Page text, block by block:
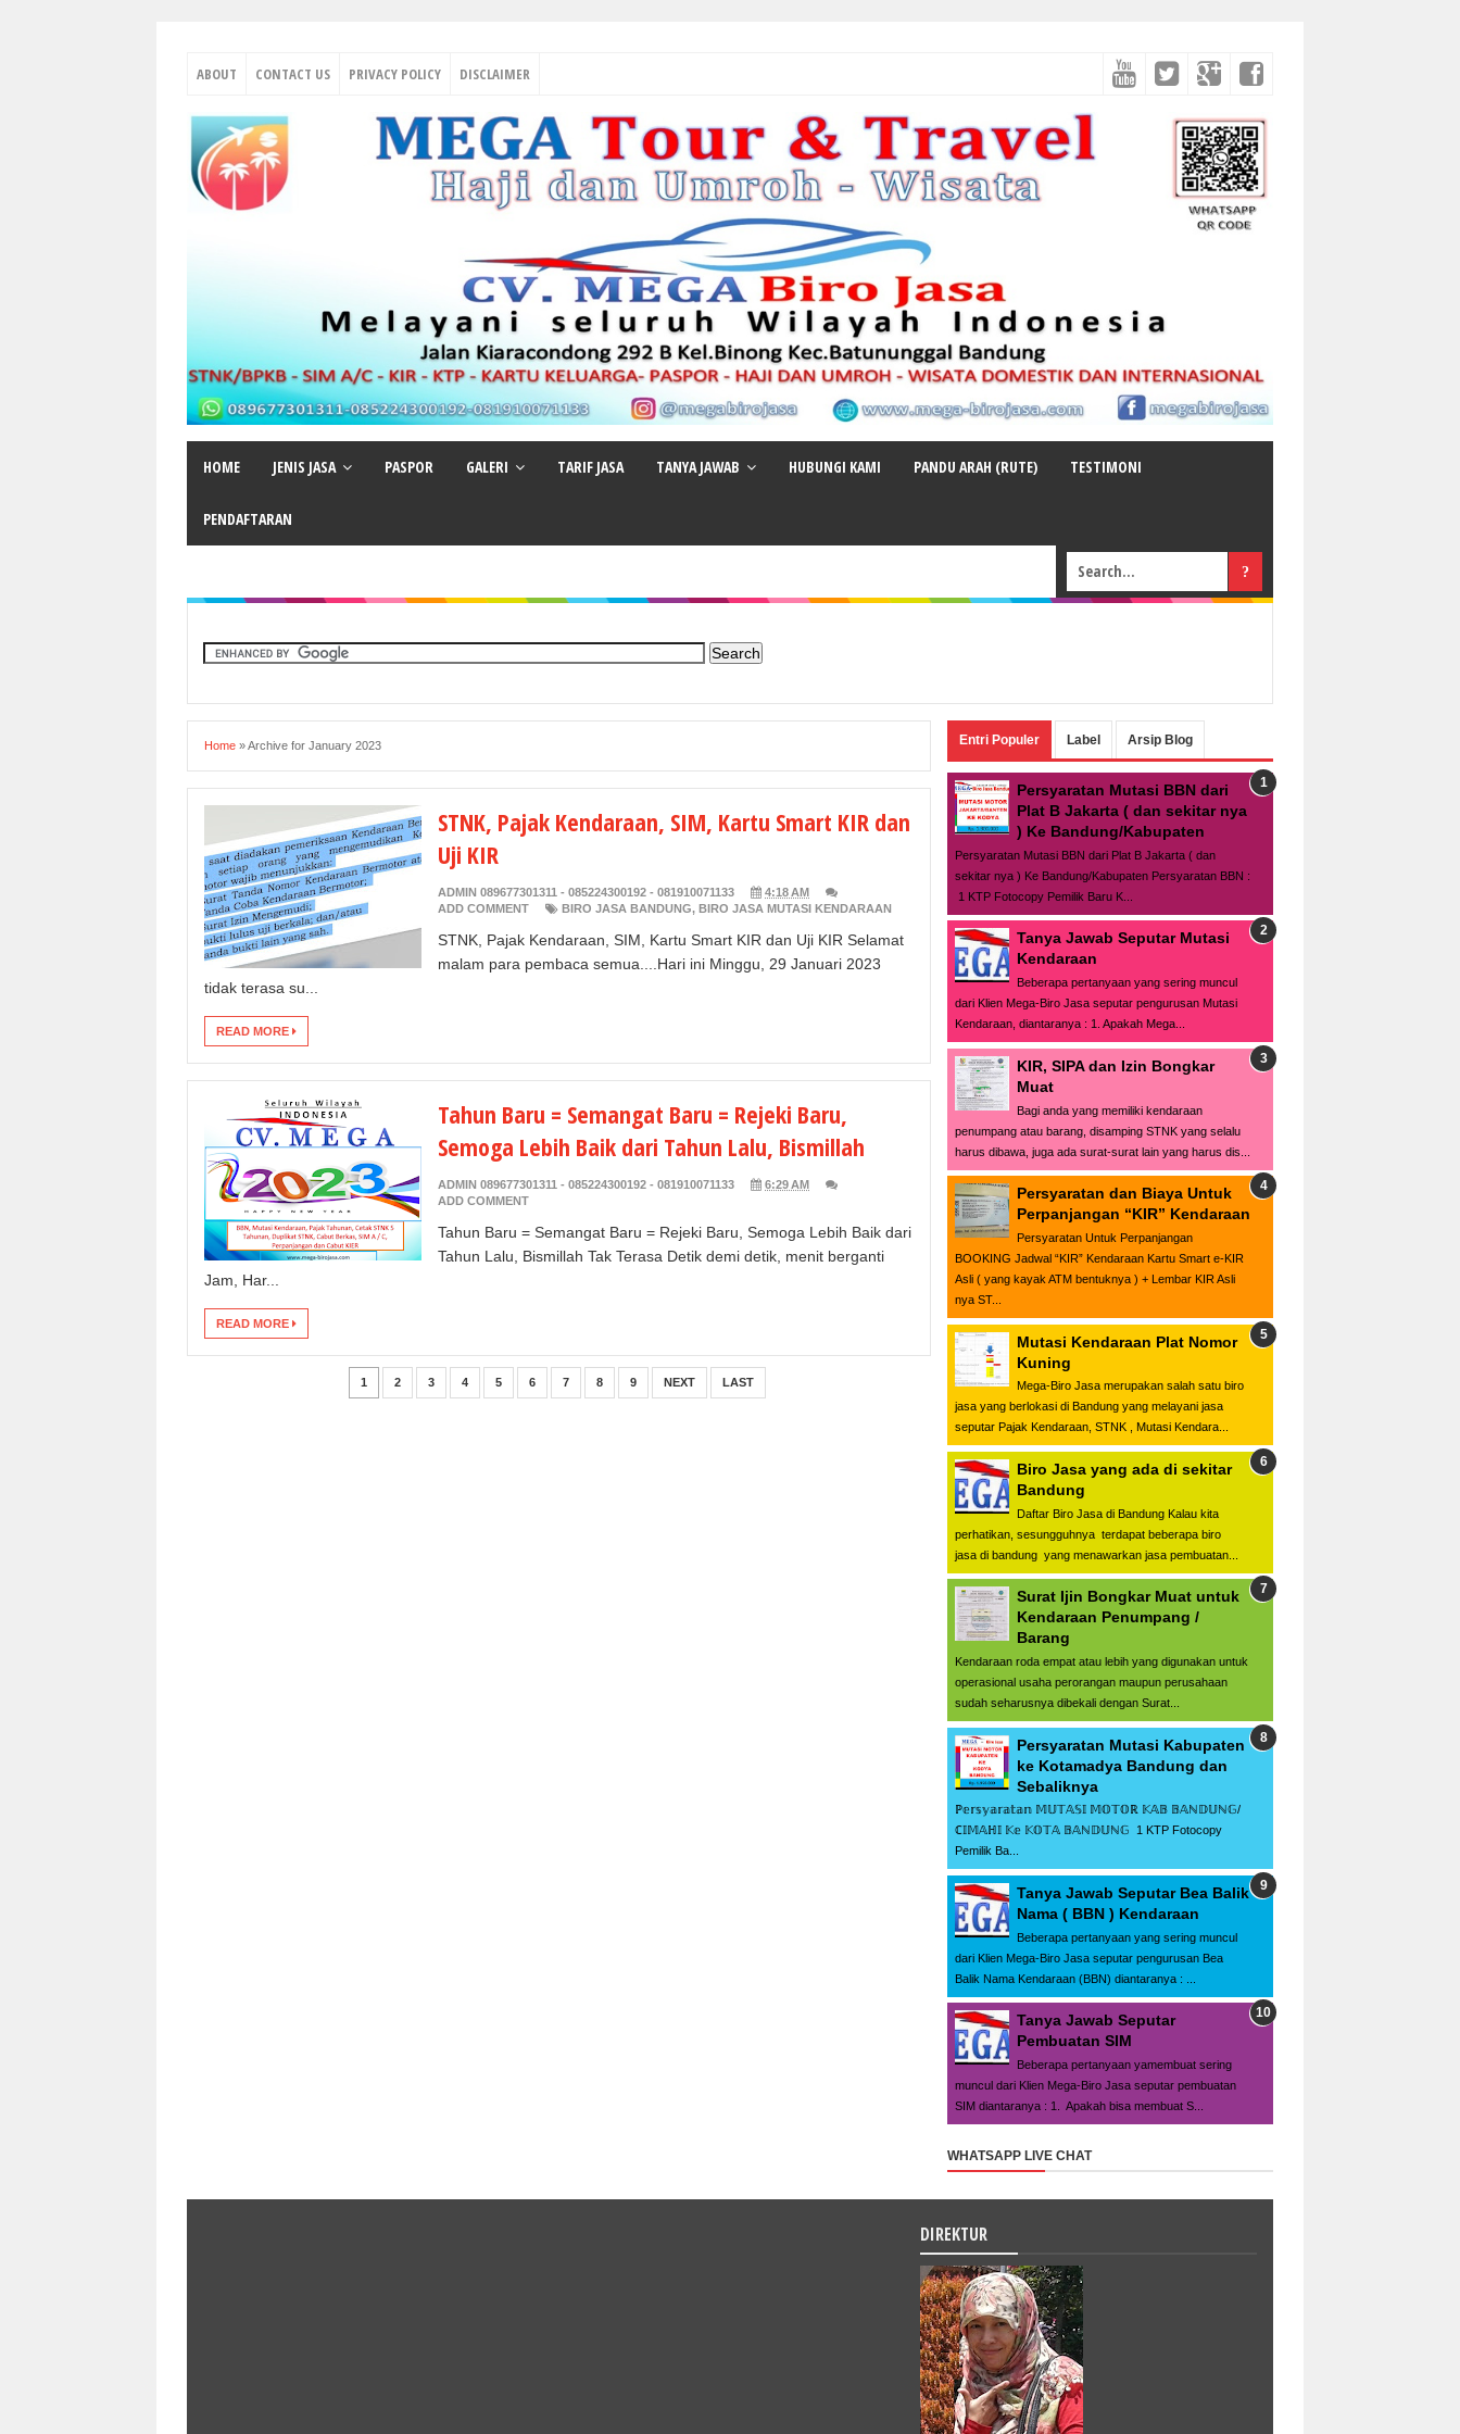
ABOUT CONTACT US PRIVACY POLICY DISCLAIMER
HOME JENIS JASA PASPOR GALERI TARIF JASA TANYA JAWAB HUBUNGI KAMI PANDU ARAH (RUTE) TESTIMONI
PENDAFTARAN
Home »Archive for January 2023
STNK, Pajak Kendaraan, SIM, Kartu Smart KIR dan
Uji KIR
ADMIN 089677301311 - 085224300192 - 081910071133
4:18 AM
ADD COMMENT
BIRO JASA BANDUNG, BIRO JASA MUTASI KENDARAAN
STNK, Pajak Kendaraan, SIM, Kartu Smart KIR dan Uji KIR Selamat
malam para pembaca semua....Hari ini Minggu, 29 Januari 2023
tidak terasa su...
READ MORE
Tahun Baru = Semangat Baru = Rejeki Baru,
Semoga Lebih Baik dari Tahun Lalu, Bismillah
ADMIN 089677301311 - 085224300192 - 081910071133
6:29 AM
ADD COMMENT
Tahun Baru = Semangat Baru = Rejeki Baru, Semoga Lebih Baik dari
Tahun Lalu, Bismillah Tak Terasa Detik demi detik, menit berganti
Jam, Har...
READ MORE
1 2 3 4 5 6 7 8 9 NEXT LAST
Entri Populer Label Arsip Blog
Persyaratan Mutasi BBN dari
Plat B Jakarta ( dan sekitar nya
) Ke Bandung/Kabupaten
Persyaratan Mutasi BBN dari Plat B Jakarta ( dan
sekitar nya ) Ke Bandung/Kabupaten Persyaratan BBN :
1 KTP Fotocopy Pemilik Baru K...
Tanya Jawab Seputar Mutasi
Kendaraan
Beberapa pertanyaan yang sering muncul
dari Klien Mega-Biro Jasa seputar pengurusan Mutasi
Kendaraan, diantaranya : 1. Apakah Mega...
KIR, SIPA dan Izin Bongkar
Muat
Bagi anda yang memiliki kendaraan
penumpang atau barang, disamping STNK yang selalu
harus dibawa, juga ada surat-surat lain yang harus dis...
Persyaratan dan Biaya Untuk
Perpanjangan “KIR” Kendaraan
Persyaratan Untuk Perpanjangan
BOOKING Jadwal “KIR” Kendaraan Kartu Smart e-KIR
Asli ( yang kayak ATM bentuknya ) + Lembar KIR Asli
nya ST...
Mutasi Kendaraan Plat Nomor
Kuning
Mega-Biro Jasa merupakan salah satu biro
jasa yang berlokasi di Bandung yang melayani jasa
seputar Pajak Kendaraan, STNK , Mutasi Kendara...
Biro Jasa yang ada di sekitar
Bandung
Daftar Biro Jasa di Bandung Kalau kita
perhatikan, sesungguhnya terdapat beberapa biro
jasa di bandung yang menawarkan jasa pembuatan...
Surat Ijin Bongkar Muat untuk
Kendaraan Penumpang /
Barang
Kendaraan roda empat atau lebih yang digunakan untuk
operasional usaha perorangan maupun perusahaan
sudah seharusnya dibekali dengan Surat...
Persyaratan Mutasi Kabupaten
ke Kotamadya Bandung dan
Sebaliknya
ℙ𝕖𝕣𝕤𝕪𝕒𝕣𝕒𝕥𝕒𝕟 𝕄𝕌𝕋𝔸𝕊𝕀 𝕄𝕆𝕋𝕆ℝ 𝕂𝔸𝔹 𝔹𝔸ℕ𝔻𝕌ℕ𝔾/
ℂ𝕀𝕄𝔸ℍ𝕀 𝕂𝕖 𝕂𝕆𝕋𝔸 𝔹𝔸ℕ𝔻𝕌ℕ𝔾 1 KTP Fotocopy
Pemilik Ba...
Tanya Jawab Seputar Bea Balik
Nama ( BBN ) Kendaraan
Beberapa pertanyaan yang sering muncul
dari Klien Mega-Biro Jasa seputar pengurusan Bea
Balik Nama Kendaraan (BBN) diantaranya : ...
Tanya Jawab Seputar
Pembuatan SIM
Beberapa pertanyaan yamembuat sering
muncul dari Klien Mega-Biro Jasa seputar pembuatan
SIM diantaranya : 1. Apakah bisa membuat S...
WHATSAPP LIVE CHAT
DIREKTUR